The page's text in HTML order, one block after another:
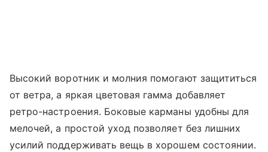
Высокий воротник и молния помогают защититься
от ветра, а яркая цветовая гамма добавляет
ретро-настроения. Боковые карманы удобны для
мелочей, а простой уход позволяет без лишних
усилий поддерживать вещь в хорошем состоянии.